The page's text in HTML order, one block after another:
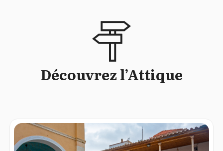
Découvrez l’Attique